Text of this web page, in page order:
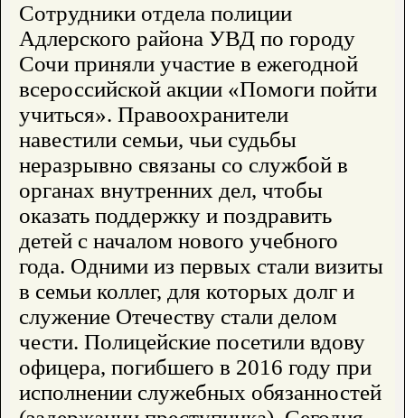
Сотрудники отдела полиции
Адлерского района УВД по городу
Сочи приняли участие в ежегодной
всероссийской акции «Помоги пойти
учиться». Правоохранители
навестили семьи, чьи судьбы
неразрывно связаны со службой в
органах внутренних дел, чтобы
оказать поддержку и поздравить
детей с началом нового учебного
года. Одними из первых стали визиты
в семьи коллег, для которых долг и
служение Отечеству стали делом
чести. Полицейские посетили вдову
офицера, погибшего в 2016 году при
исполнении служебных обязанностей